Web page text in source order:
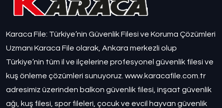
Karaca File: Türkiye’nin Güvenlik Filesi ve Koruma Çözümleri
Uzmanı Karaca File olarak, Ankara merkezli olup
Türkiye’nin tüm il ve ilçelerine profesyonel güvenlik filesi ve
kuş önleme çözümleri sunuyoruz. www.karacafile.com.tr
adresimiz üzerinden balkon güvenlik filesi, inşaat güvenlik
ağı, kuş filesi, spor fileleri, çocuk ve evcil hayvan güvenlik